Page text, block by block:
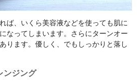
ば、いくら美容液などを使っても肌に
なってしまいます。さらにターンオー
ります。優しく、でもしっかりと落し
ンジング